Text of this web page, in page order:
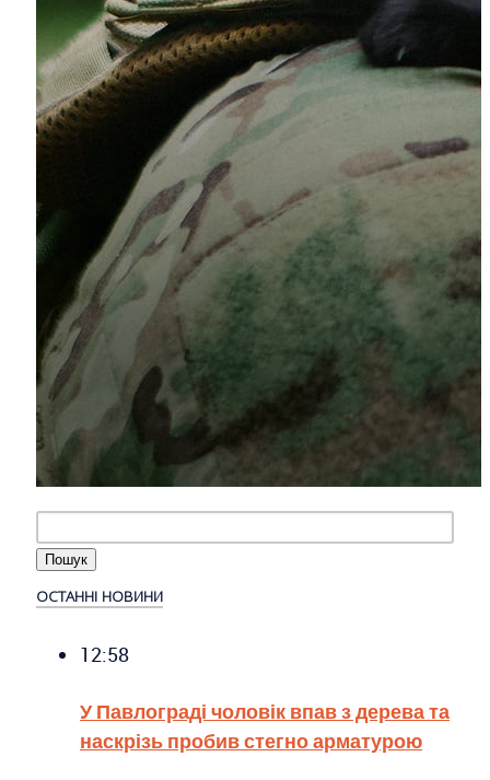
ОСТАННІ НОВИНИ
12:58
У Павлограді чоловік впав з дерева та
наскрізь пробив стегно арматурою